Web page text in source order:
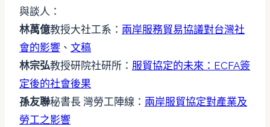
與談人：
林萬億教授大社工系： 兩岸服務貿易協議對台灣社
會的影響 、 文稿
林宗弘教授研院社研所： 服貿協定的未來：ECFA簽
定後的社會後果
孫友聯秘書長 灣勞工陣線： 兩岸服貿協定對產業及
勞工之影響